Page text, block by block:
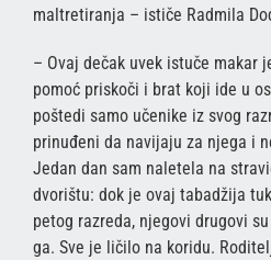
maltretiranja – ističe Radmila
– Ovaj dečak uvek istuče makar
pomoć priskoči i brat koji ide u
poštedi samo učenike iz svog
prinuđeni da navijaju za njega i
Jedan dan sam naletela na
dvorištu: dok je ovaj tabadžija
petog razreda, njegovi drugovi
ga. Sve je ličilo na koridu.